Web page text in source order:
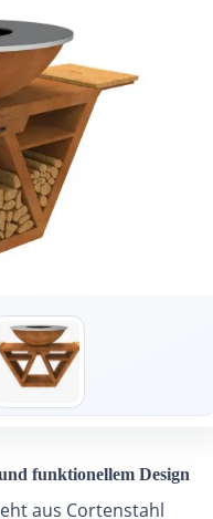
funktionellem Design
aus Cortenstahl